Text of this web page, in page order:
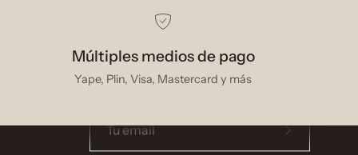
Múltiples medios de pago
Yape, Plin, Visa, Mastercard y más
SUSCRÍBETE AL
NEWSLETTER
Entérate de novedades,
Suscríbete